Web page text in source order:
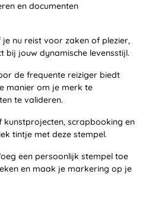
en documenten
je nu reist voor zaken of plezier,
bij jouw dynamische levensstijl.
de frequente reiziger biedt
manier om je merk te
te valideren.
kunstprojecten, scrapbooking en
tintje met deze stempel.
een persoonlijk stempel toe
en maak je markering op je